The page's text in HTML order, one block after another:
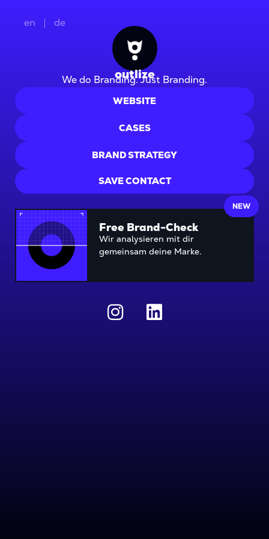
en de
outlize
We do Branding. Just Branding.
WEBSITE
CASES
BRAND STRATEGY
SAVE CONTACT
Free Brand-Check
Wir analysieren mit dir
gemeinsam deine Marke.
NEW